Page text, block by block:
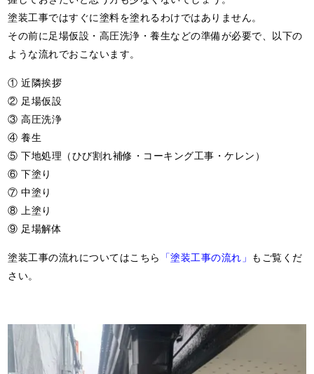
塗装工事ではすぐに塗料を塗れるわけではありません。
その前に足場仮設・高圧洗浄・養生などの準備が必要で、以下の
ような流れでおこないます。
① 近隣挨拶
② 足場仮設
③ 高圧洗浄
④ 養生
⑤ 下地処理（ひび割れ補修・コーキング工事・ケレン）
⑥ 下塗り
⑦ 中塗り
⑧ 上塗り
⑨ 足場解体
塗装工事の流れについてはこちら 「塗装工事の流れ」
もご覧くだ
さい。